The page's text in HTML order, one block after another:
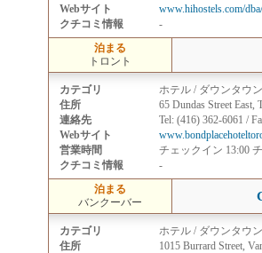
Webサイト
www.hihostels.com/
クチコミ情報
-
泊まる
トロント
カテゴリ
ホテル / ダウンタウン
住所
65 Dundas Street East,
連絡先
Tel: (416) 362-6061 /
Webサイト
営業時間
チェックイン 13:00
クチコミ情報
-
泊まる
バンクーバー
カテゴリ
ホテル / ダウンタウン
住所
1015 Burrard Street,